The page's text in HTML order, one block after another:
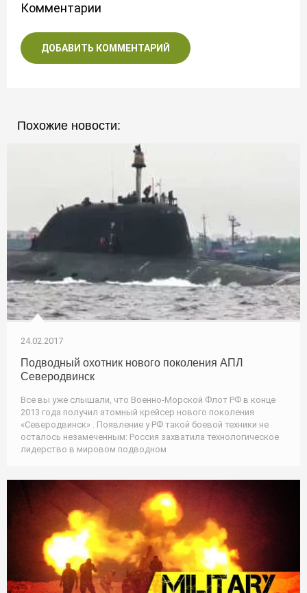
Комментарии
ДОБАВИТЬ КОММЕНТАРИЙ
Похожие новости:
24.02.2017
Подводный охотник нового поколения АПЛ
Северодвинск
Все вы уже слышали, что Военно-Морской Флот РФ в конце
2013 года получил атомный крейсер нового поколения
«Северодвинск» . Появление у РФ такой боевой техники не
осталось незамеченным: Россия захватила технологическое
лидерство в мировом подводном